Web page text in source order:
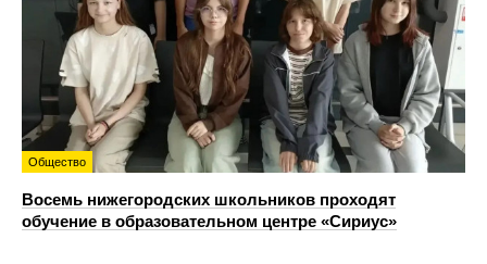
Общество
Восемь нижегородских школьников проходят
обучение в образовательном центре «Сириус»